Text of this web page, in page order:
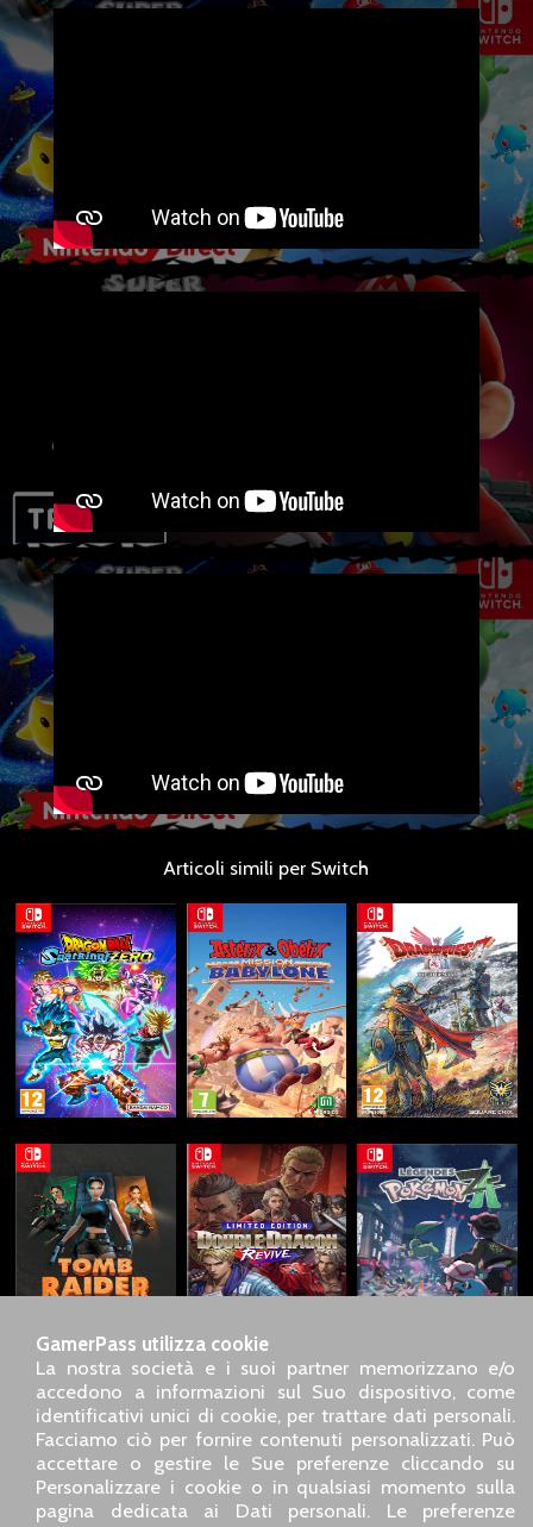
Articoli simili per Switch
GamerPass utilizza cookie
La nostra società e i suoi partner memorizzano e/o
accedono a informazioni sul Suo dispositivo, come
identificativi unici di cookie, per trattare dati personali.
Facciamo ciò per fornire contenuti personalizzati. Può
accettare o gestire le Sue preferenze cliccando su
Personalizzare i cookie o in qualsiasi momento sulla
pagina dedicata ai Dati personali. Le preferenze
SARL GDN GamerPass, Servizio clienti telefonico : +33 1 85
09 18 80
Il nostro indirizzo : 5 chemin de Daru 26100 Romans sur
Isère (France)